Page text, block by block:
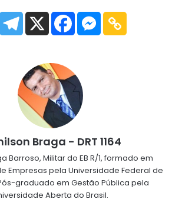
Braga - DRT 1164
Barroso, Militar do EB R/1, formado em
Empresas pela Universidade Federal de
graduado em Gestão Pública pela
Aberta do Brasil.